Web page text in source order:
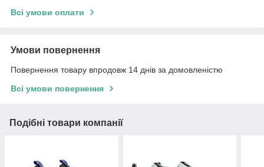
Всі умови оплати
Умови повернення
Повернення товару впродовж 14 днів за домовленістю
Всі умови повернення
Подібні товари компанії